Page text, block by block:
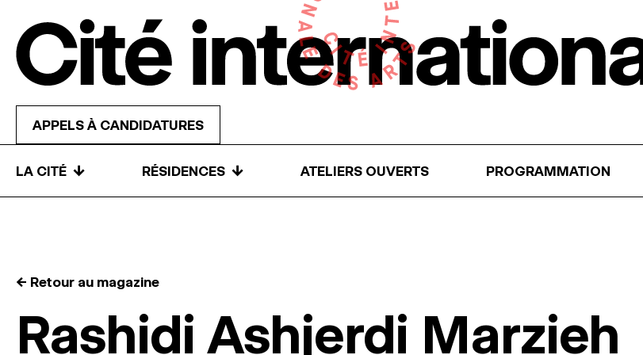
APPELS À CANDIDATURES
LA CITÉ ↓ RÉSIDENCES ↓ ATELIERS OUVERTS PROGRAMMATION
← Retour au magazine
Rashidi Ashjerdi Marzieh